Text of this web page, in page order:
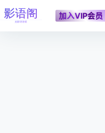
加入VIP会员